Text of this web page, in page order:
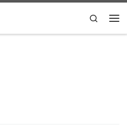
Search